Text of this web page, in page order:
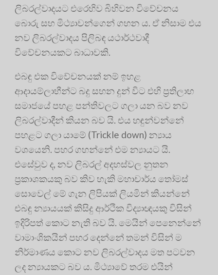
ලිබරල්වාදයට එරෙහිව බිහිවන විවේචනය
බොරු සහ මිථ්‍යාවන්ගෙන් ගහන ය. ඒ නිසාම එය
නව ලිබරල්වාදය පිලිබඳ යථාර්ථවාදී
විවේචනයකට බාධාවකි.
එබඳු එක විවේචනයක් නම් ඉහළ
ආදායම්ලාභීන්ට බදු සහන දුන් විට එහි ප්‍රතිලාභ
සමාජයේ පහළ පන්තිවලට ගලා යන බව නව
ලිබරල්වාදීන් කියන බව යි. එය හඳුන්වන්නේ
පහළට ගලා යාමේ (Trickle down) න්‍යාය
වශයෙනි. පහර ගහන්නේ එම න්‍යායට යි.
එසේවුව ද, නව ලිබරල් අදහස්වල නුතන
ප්‍රකාශකයකු බව කිව හැකි මහාචාර්ය තෝමස්
සොවෙල් මේ ගැන ලිපියක් ලියමින් කියන්නේ
එබඳු න්‍යායයක් කිසිදු ආර්ථික විද්‍යාඥයකු විසින්
ඉදිරිපත් කොට නැති බව යි. මෙයින් පෙනෙන්නේ
වාමාංශිකයින් පහර දෙන්නේ තමන් විසින් ම
නිර්මාණය කොට නව ලිබරල්වාදය මත පටවන
ලද න්‍යායකට බව ය. මිථ්‍යාවේ තරම එයින්